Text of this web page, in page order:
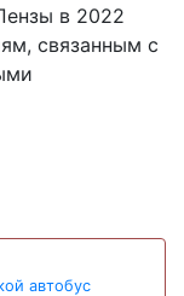
в 2022
связанным с
автобус